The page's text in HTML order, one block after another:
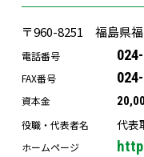
〒960-8251 福島県
電話番号
FAX番号
資本金
役職・代表者名 代表
ホームページ